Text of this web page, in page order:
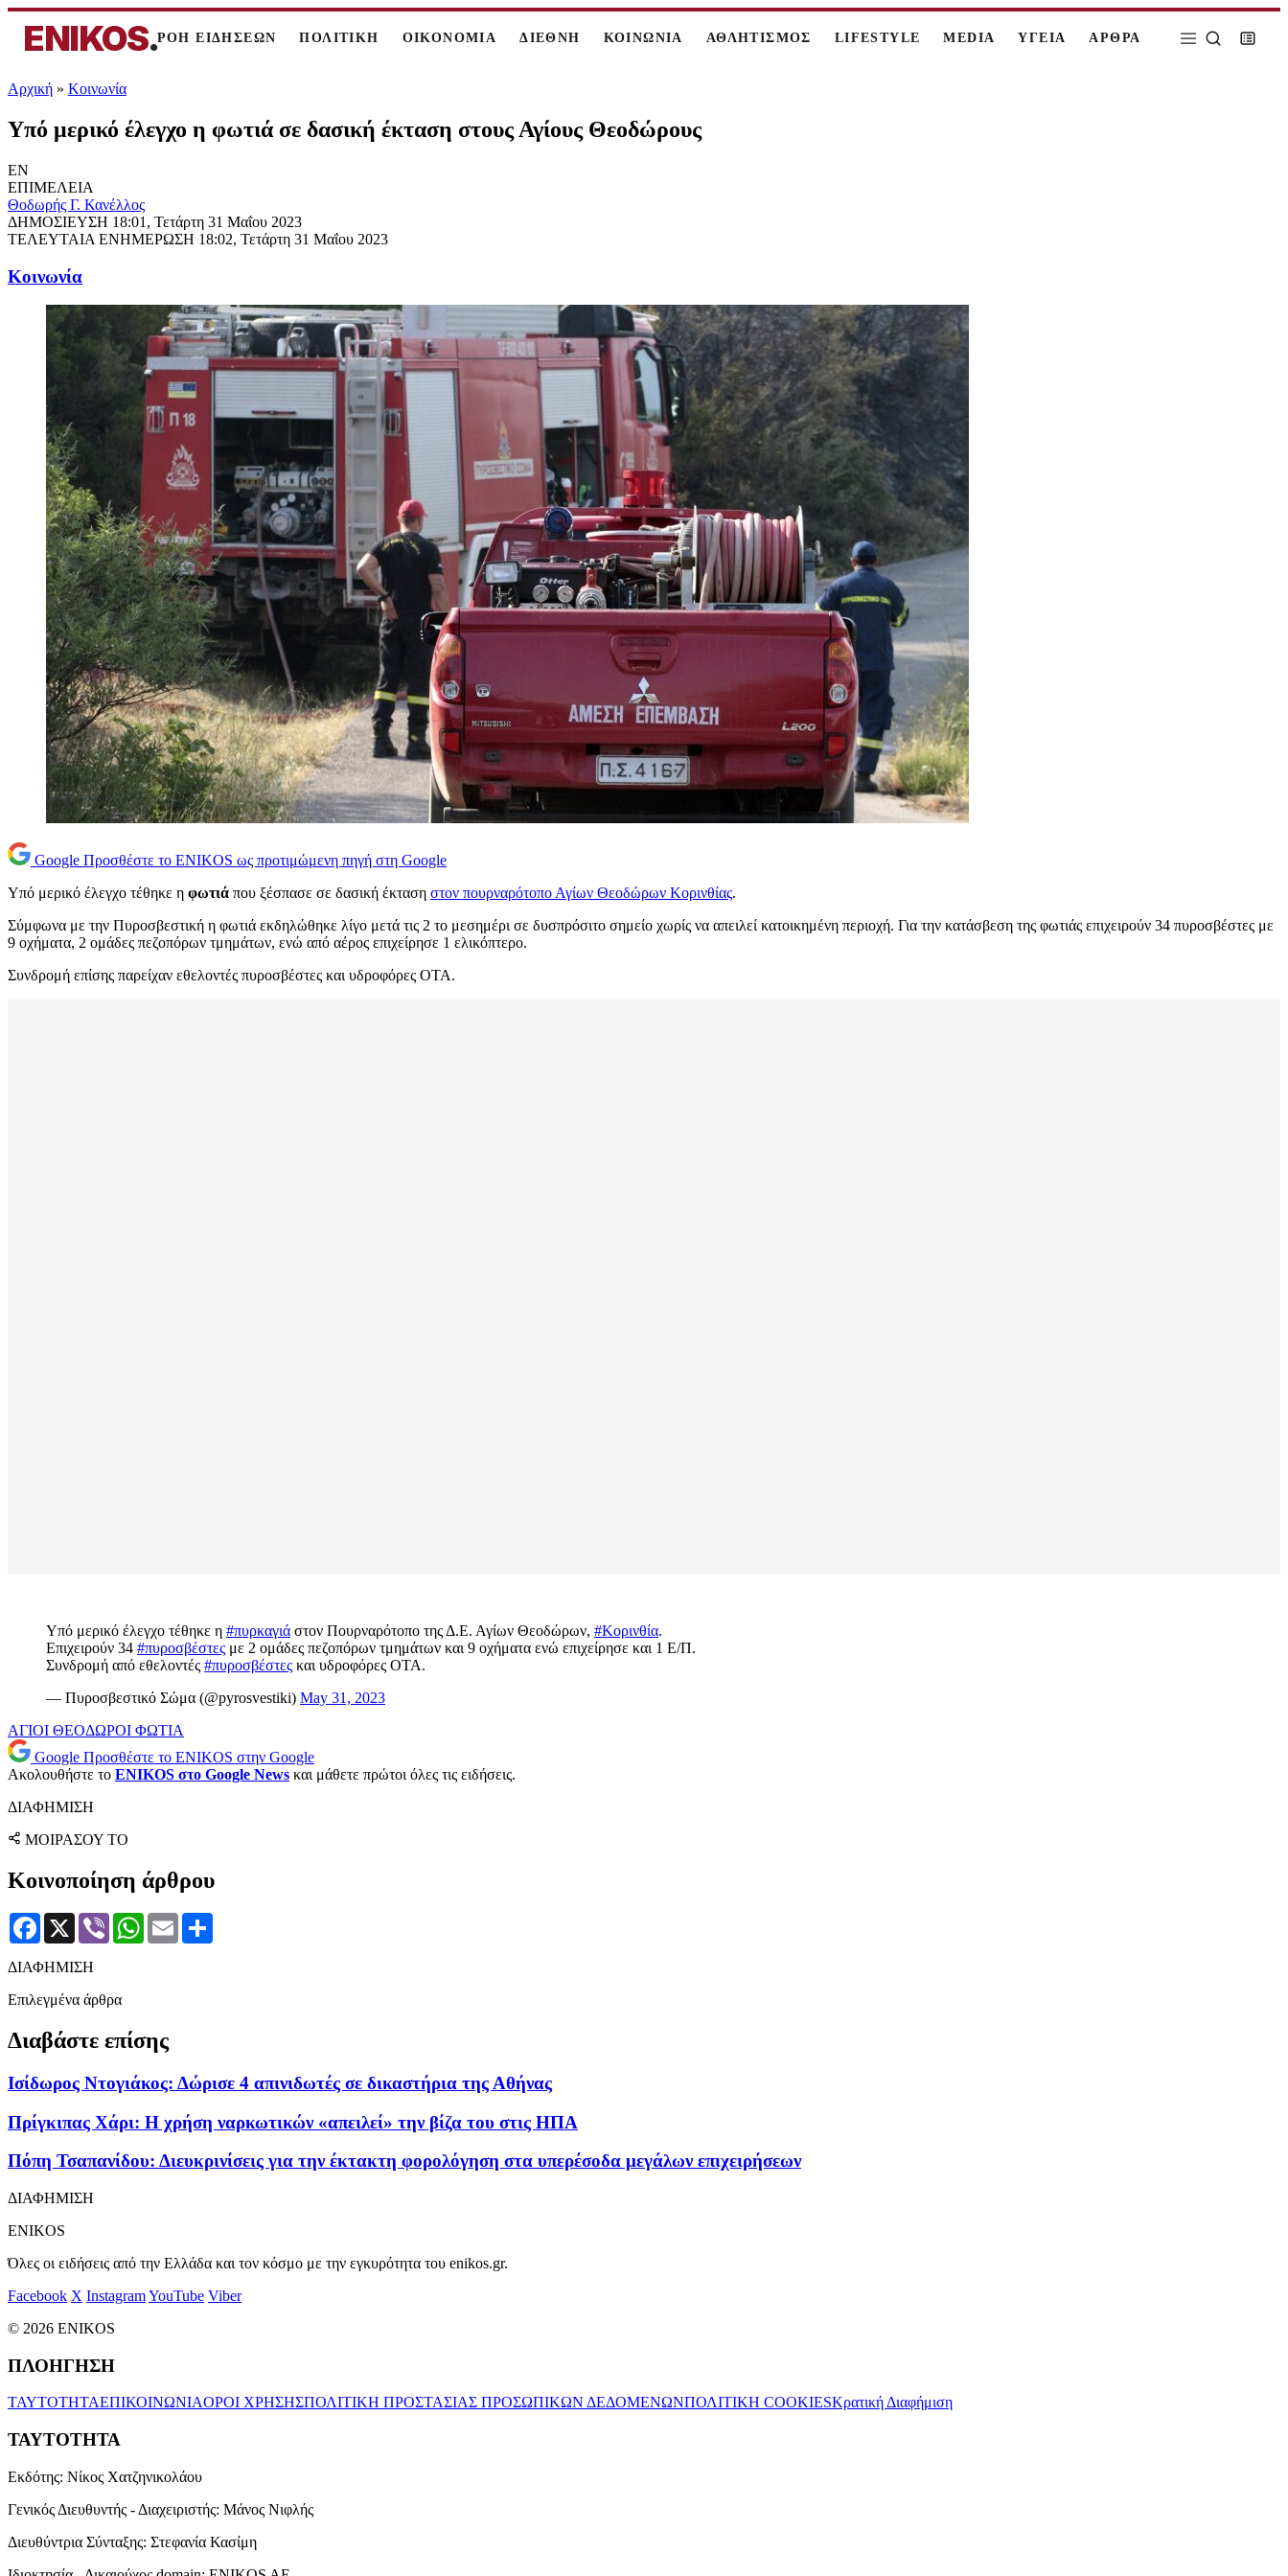
ENIKOS.ΡΟΗ ΕΙΔΗΣΕΩΝ ΠΟΛΙΤΙΚΗ ΟΙΚΟΝΟΜΙΑ ΔΙΕΘΝΗ ΚΟΙΝΩΝΙΑ ΑΘΛΗΤΙΣΜΟΣ LIFESTYLE MEDIA ΥΓΕΙΑ ΑΡΘΡΑ
Αρχική » Κοινωνία
Υπό μερικό έλεγχο η φωτιά σε δασική έκταση στους Αγίους Θεοδώρους
EN
ΕΠΙΜΕΛΕΙΑ
Θοδωρής Γ. Κανέλλος
ΔΗΜΟΣΙΕΥΣΗ 18:01, Τετάρτη 31 Μαΐου 2023
ΤΕΛΕΥΤΑΙΑ ΕΝΗΜΕΡΩΣΗ 18:02, Τετάρτη 31 Μαΐου 2023
Κοινωνία
Google Προσθέστε το ENIKOS ως προτιμώμενη πηγή στη Google
Υπό μερικό έλεγχο τέθηκε η φωτιά που ξέσπασε σε δασική έκταση στον πουρναρότοπο Αγίων Θεοδώρων Κορινθίας.
Σύμφωνα με την Πυροσβεστική η φωτιά εκδηλώθηκε λίγο μετά τις 2 το μεσημέρι σε δυσπρόσιτο σημείο χωρίς να απειλεί κατοικημένη περιοχή. Για την κατάσβεση της φωτιάς επιχειρούν 34 πυροσβέστες με
9 οχήματα, 2 ομάδες πεζοπόρων τμημάτων, ενώ από αέρος επιχείρησε 1 ελικόπτερο.
Συνδρομή επίσης παρείχαν εθελοντές πυροσβέστες και υδροφόρες ΟΤΑ.
Υπό μερικό έλεγχο τέθηκε η #πυρκαγιά στον Πουρναρότοπο της Δ.Ε. Αγίων Θεοδώρων, #Κορινθία.
Επιχειρούν 34 #πυροσβέστες με 2 ομάδες πεζοπόρων τμημάτων και 9 οχήματα ενώ επιχείρησε και 1 Ε/Π.
Συνδρομή από εθελοντές #πυροσβέστες και υδροφόρες ΟΤΑ.
— Πυροσβεστικό Σώμα (@pyrosvestiki) May 31, 2023
ΑΓΙΟΙ ΘΕΟΔΩΡΟΙ ΦΩΤΙΑ
Google Προσθέστε το ENIKOS στην Google
Ακολουθήστε το ENIKOS στο Google News και μάθετε πρώτοι όλες τις ειδήσεις.
ΔΙΑΦΗΜΙΣΗ
ΜΟΙΡΑΣΟΥ ΤΟ
Κοινοποίηση άρθρου
Facebook
X Viber WhatsApp
Email
ΔΙΑΦΗΜΙΣΗ
Επιλεγμένα άρθρα
Διαβάστε επίσης
Ισίδωρος Ντογιάκος: Δώρισε 4 απινιδωτές σε δικαστήρια της Αθήνας
Πρίγκιπας Χάρι: Η χρήση ναρκωτικών «απειλεί» την βίζα του στις ΗΠΑ
Πόπη Τσαπανίδου: Διευκρινίσεις για την έκτακτη φορολόγηση στα υπερέσοδα μεγάλων επιχειρήσεων
ΔΙΑΦΗΜΙΣΗ
ENIKOS
Όλες οι ειδήσεις από την Ελλάδα και τον κόσμο με την εγκυρότητα του enikos.gr.
Facebook X InstagramYouTube Viber
© 2026 ENIKOS
ΠΛΟΗΓΗΣΗ
ΤΑΥΤΟΤΗΤΑΕΠΙΚΟΙΝΩΝΙΑΟΡΟΙ ΧΡΗΣΗΣΠΟΛΙΤΙΚΗ ΠΡΟΣΤΑΣΙΑΣ ΠΡΟΣΩΠΙΚΩΝ ΔΕΔΟΜΕΝΩΝΠΟΛΙΤΙΚΗ COOKIESΚρατική Διαφήμιση
ΤΑΥΤΟΤΗΤΑ
Εκδότης: Νίκος Χατζηνικολάου
Γενικός Διευθυντής - Διαχειριστής: Μάνος Νιφλής
Διευθύντρια Σύνταξης: Στεφανία Κασίμη